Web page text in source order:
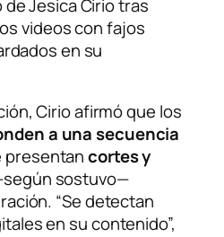
de Jesica Cirio tras
videos con fajos
en su
Cirio afirmó que los
a una secuencia
presentancortes y
sostuvo—
“Se detectan
en su contenido”,